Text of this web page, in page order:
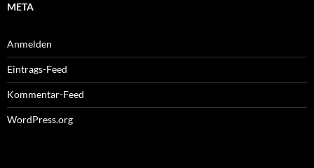
META
Anmelden
Eintrags-Feed
Kommentar-Feed
WordPress.org